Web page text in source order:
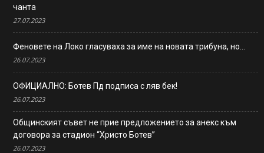
чанта
27.07.2023
Феновете на Локо гласуваха за име на новата трибуна, но…
26.07.2023
ОФИЦИАЛНО: Ботев Пд подписа с ляв бек!
26.07.2023
Общинският съвет не прие предложението за анекс към
договора за стадион “Христо Ботев”
26.07.2023